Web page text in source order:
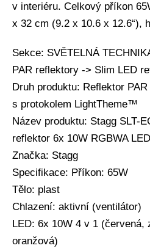
v interiéru. Celkový příkon
x 32 cm (9.2 x 10.6 x 12.6“),
Sekce: SVĚTELNÁ
PAR reflektory -> Slim LED
Druh produktu: Reflektor
s protokolem LightTheme™
Název produktu: Stagg SLT-
reflektor 6x 10W RGBWA LED
Značka: Stagg
Specifikace: Příkon: 65W
Tělo: plast
Chlazení: aktivní (ventilátor)
LED: 6x 10W 4 v 1 (červená,
oranžová)